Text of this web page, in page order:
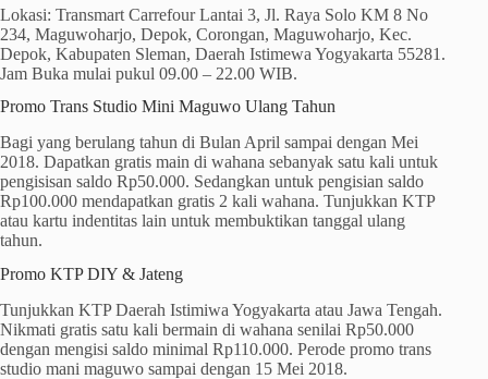
Lokasi: Transmart Carrefour Lantai 3, Jl. Raya Solo KM 8 No
234, Maguwoharjo, Depok, Corongan, Maguwoharjo, Kec.
Depok, Kabupaten Sleman, Daerah Istimewa Yogyakarta 55281.
Jam Buka mulai pukul 09.00 – 22.00 WIB.
Promo Trans Studio Mini Maguwo Ulang Tahun
Bagi yang berulang tahun di Bulan April sampai dengan Mei
2018. Dapatkan gratis main di wahana sebanyak satu kali untuk
pengisisan saldo Rp50.000. Sedangkan untuk pengisian saldo
Rp100.000 mendapatkan gratis 2 kali wahana. Tunjukkan KTP
atau kartu indentitas lain untuk membuktikan tanggal ulang
tahun.
Promo KTP DIY & Jateng
Tunjukkan KTP Daerah Istimiwa Yogyakarta atau Jawa Tengah.
Nikmati gratis satu kali bermain di wahana senilai Rp50.000
dengan mengisi saldo minimal Rp110.000. Perode promo trans
studio mani maguwo sampai dengan 15 Mei 2018.